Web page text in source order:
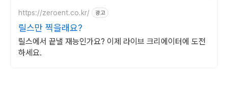
https://zeroent.co.kr/ 광고
릴스만 찍을래요?
릴스에서 끝낼 재능인가요? 이제 라이브 크리에이터에 도전
하세요.